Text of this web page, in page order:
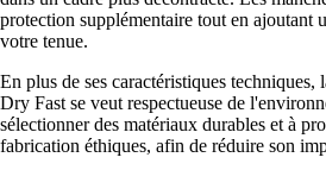
protection supplémentaire tout en ajoutant
votre tenue.
En plus de ses caractéristiques
Dry Fast se veut respectueuse de
sélectionner des matériaux durables et à
fabrication éthiques, afin de réduire son